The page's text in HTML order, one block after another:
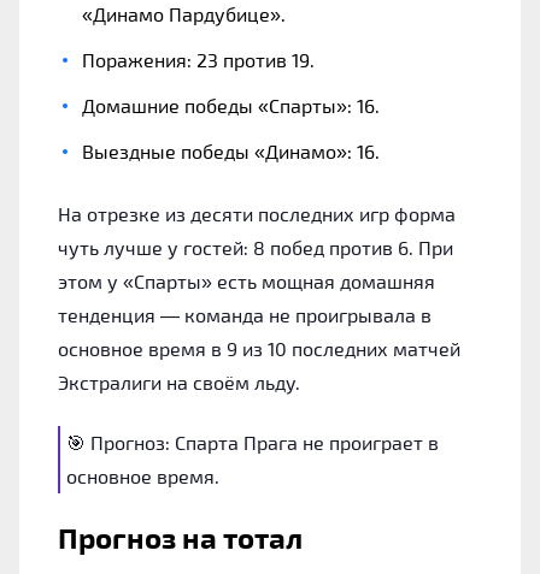
«Динамо Пардубице».
Поражения: 23 против 19.
Домашние победы «Спарты»: 16.
Выездные победы «Динамо»: 16.
На отрезке из десяти последних игр форма
чуть лучше у гостей: 8 побед против 6. При
этом у «Спарты» есть мощная домашняя
тенденция — команда не проигрывала в
основное время в 9 из 10 последних матчей
Экстралиги на своём льду.
🎯 Прогноз: Спарта Прага не проиграет в
основное время.
Прогноз на тотал